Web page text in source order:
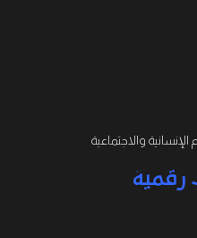
والاجتماعية